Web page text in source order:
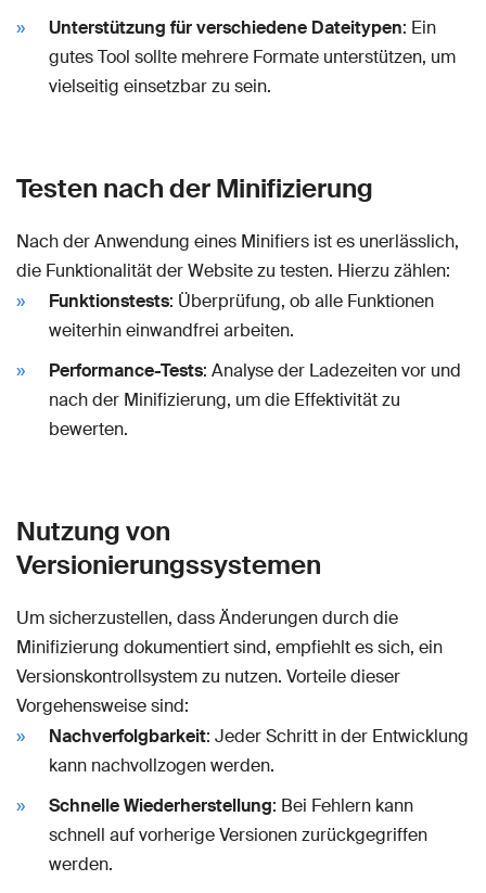
Unterstützung für verschiedene Dateitypen: Ein
gutes Tool sollte mehrere Formate unterstützen, um
vielseitig einsetzbar zu sein.
Testen nach der Minifizierung
Nach der Anwendung eines Minifiers ist es unerlässlich,
die Funktionalität der Website zu testen. Hierzu zählen:
Funktionstests: Überprüfung, ob alle Funktionen
weiterhin einwandfrei arbeiten.
Performance-Tests: Analyse der Ladezeiten vor und
nach der Minifizierung, um die Effektivität zu
bewerten.
Nutzung von
Versionierungssystemen
Um sicherzustellen, dass Änderungen durch die
Minifizierung dokumentiert sind, empfiehlt es sich, ein
Versionskontrollsystem zu nutzen. Vorteile dieser
Vorgehensweise sind:
Nachverfolgbarkeit: Jeder Schritt in der Entwicklung
kann nachvollzogen werden.
Schnelle Wiederherstellung: Bei Fehlern kann
schnell auf vorherige Versionen zurückgegriffen
werden.